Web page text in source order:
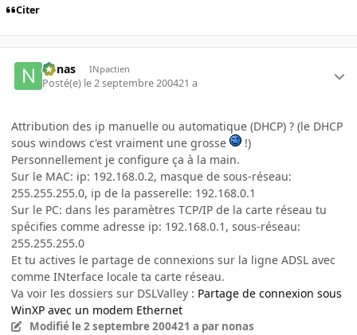
Citer
nonas INpactien
Posté(e) le 2 septembre 200421 a
Attribution des ip manuelle ou automatique (DHCP) ? (le DHCP
sous windows c'est vraiment une grosse
!)
Personnellement je configure ça à la main.
Sur le MAC: ip: 192.168.0.2, masque de sous-réseau:
255.255.255.0, ip de la passerelle: 192.168.0.1
Sur le PC: dans les paramètres TCP/IP de la carte réseau tu
spécifies comme adresse ip: 192.168.0.1, sous-réseau:
255.255.255.0
Et tu actives le partage de connexions sur la ligne ADSL avec
comme INterface locale ta carte réseau.
Va voir les dossiers sur DSLValley : Partage de connexion sous
WinXP avec un modem Ethernet
Modifié le 2 septembre 200421 a par nonas